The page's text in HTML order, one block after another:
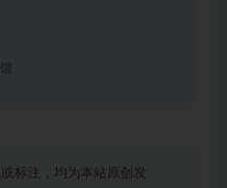
标注，均为本站原创发